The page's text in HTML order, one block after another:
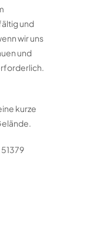
und
wir uns
und
kurze